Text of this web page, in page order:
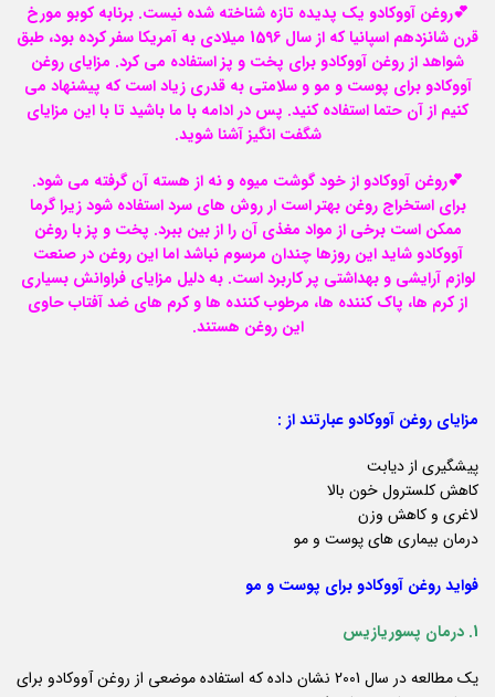
💕روغن آووکادو یک پدیده تازه شناخته شده نیست. برنابه کوبو مورخ
قرن شانزدهم اسپانیا که از سال 1596 میلادی به آمریکا سفر کرده بود، طبق
شواهد از روغن آووکادو برای پخت و پز استفاده می کرد. مزایای روغن
آووکادو برای پوست و مو و سلامتی به قدری زیاد است که پیشنهاد می
کنیم از آن حتما استفاده کنید. پس در ادامه با ما باشید تا با این مزایای
شگفت انگیز آشنا شوید.
💕روغن آووکادو از خود گوشت میوه و نه از هسته آن گرفته می شود.
برای استخراج روغن بهتر است ار روش های سرد استفاده شود زیرا گرما
ممکن است برخی از مواد مغذی آن را از بین ببرد. پخت و پز با روغن
آووکادو شاید این روزها چندان مرسوم نباشد اما این روغن در صنعت
لوازم آرایشی و بهداشتی پر کاربرد است. به دلیل مزایای فراوانش بسیاری
از کرم ها، پاک کننده ها، مرطوب کننده ها و کرم های ضد آفتاب حاوی
این روغن هستند.
مزایای روغن آووکادو عبارتند از :
پیشگیری از دیابت
کاهش کلسترول خون بالا
لاغری و کاهش وزن
درمان بیماری های پوست و مو
فواید روغن آووکادو برای پوست و مو
1. درمان پسوریازیس
یک مطالعه در سال 2001 نشان داده که استفاده موضعی از روغن آووکادو برای